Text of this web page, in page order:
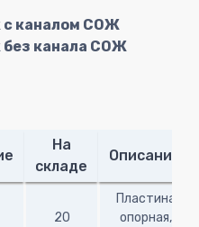
с каналом СОЖ
без канала СОЖ
На
складе
Описание
20
Пластина
опорная,